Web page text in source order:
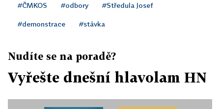
#ČMKOS #odbory #Středula Josef
#demonstrace #stávka
Nudíte se na poradě?
Vyřešte dnešní hlavolam HN